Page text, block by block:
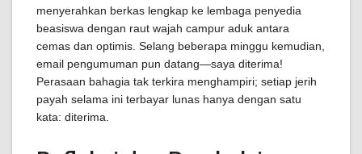
menyerahkan berkas lengkap ke lembaga penyedia
beasiswa dengan raut wajah campur aduk antara
cemas dan optimis. Selang beberapa minggu kemudian,
email pengumuman pun datang—saya diterima!
Perasaan bahagia tak terkira menghampiri; setiap jerih
payah selama ini terbayar lunas hanya dengan satu
kata: diterima.